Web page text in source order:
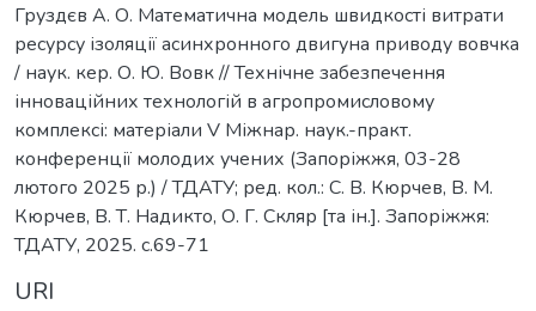
Груздєв А. О. Математична модель швидкості витрати
ресурсу ізоляції асинхронного двигуна приводу вовчка
/ наук. кер. О. Ю. Вовк // Технічне забезпечення
інноваційних технологій в агропромисловому
комплексі: матеріали V Міжнар. наук.-практ.
конференції молодих учених (Запоріжжя, 03-28
лютого 2025 р.) / ТДАТУ; ред. кол.: С. В. Кюрчев, В. М.
Кюрчев, В. Т. Надикто, О. Г. Скляр [та ін.]. Запоріжжя:
ТДАТУ, 2025. с.69-71
URI